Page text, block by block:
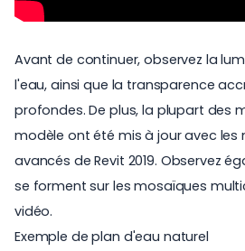
Avant de continuer, observez la
l'eau, ainsi que la transparence
profondes. De plus, la plupart des
modèle ont été mis à jour avec les
avancés de Revit 2019. Observez
se forment sur les mosaïques
vidéo.
Exemple de plan d'eau naturel